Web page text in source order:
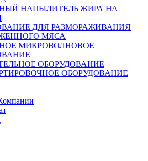
НАПЫЛИТЕЛЬ ЖИРА НА
ДЛЯ РАЗМОРАЖИВАНИЯ
МЯСА
МИКРОВОЛНОВОЕ
ОБОРУДОВАНИЕ
ОБОРУДОВАНИЕ